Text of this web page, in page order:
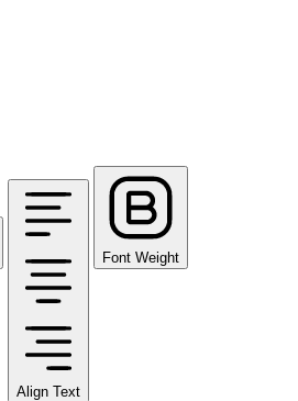
Align Text
Font Weight